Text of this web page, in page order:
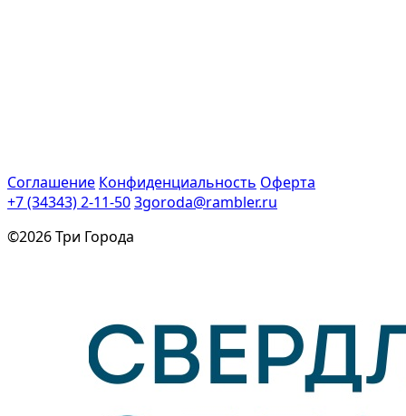
Соглашение Конфиденциальность Оферта
+7 (34343) 2-11-503goroda@rambler.ru
©2026 Три Города